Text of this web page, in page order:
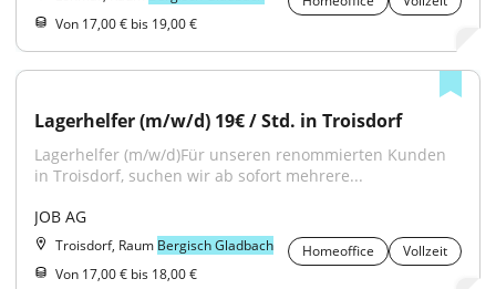
Von 17,00 € bis 19,00 €
Lagerhelfer (m/w/d) 19€ / Std. in Troisdorf
Lagerhelfer (m/w/d)Für unseren renommierten Kunden
in Troisdorf, suchen wir ab sofort mehrere...
JOB AG
Troisdorf, Raum Bergisch Gladbach Homeoffice
Vollzeit
Von 17,00 € bis 18,00 €